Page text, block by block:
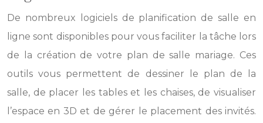
De nombreux logiciels de planification de salle en
ligne sont disponibles pour vous faciliter la tâche lors
de la création de votre plan de salle mariage. Ces
outils vous permettent de dessiner le plan de la
salle, de placer les tables et les chaises, de visualiser
l’espace en 3D et de gérer le placement des invités.